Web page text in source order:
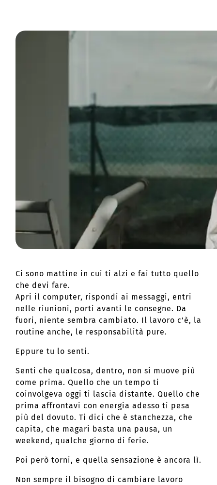
Ci sono mattine in cui ti alzi e fai tutto quello
che devi fare.
Apri il computer, rispondi ai messaggi, entri
nelle riunioni, porti avanti le consegne. Da
fuori, niente sembra cambiato. Il lavoro c’è, la
routine anche, le responsabilità pure.
Eppure tu lo senti.
Senti che qualcosa, dentro, non si muove più
come prima. Quello che un tempo ti
coinvolgeva oggi ti lascia distante. Quello che
prima affrontavi con energia adesso ti pesa
più del dovuto. Ti dici che è stanchezza, che
capita, che magari basta una pausa, un
weekend, qualche giorno di ferie.
Poi però torni, e quella sensazione è ancora lì.
Non sempre il bisogno di cambiare lavoro